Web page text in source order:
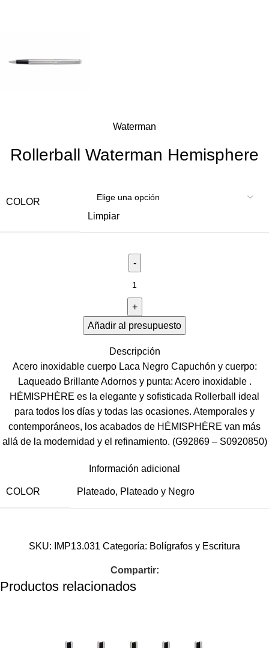
Waterman
Rollerball Waterman Hemisphere
COLOR
Limpiar
Añadir al presupuesto
Descripción
Acero inoxidable cuerpo Laca Negro Capuchón y cuerpo:
Laqueado Brillante Adornos y punta: Acero inoxidable .
HÉMISPHÈRE es la elegante y sofisticada Rollerball ideal
para todos los días y todas las ocasiones. Atemporales y
contemporáneos, los acabados de HÉMISPHÈRE van más
allá de la modernidad y el refinamiento. (G92869 – S0920850)
Información adicional
COLOR Plateado, Plateado y Negro
SKU: IMP13.031 Categoría: Bolígrafos y Escritura
Compartir:
Productos relacionados